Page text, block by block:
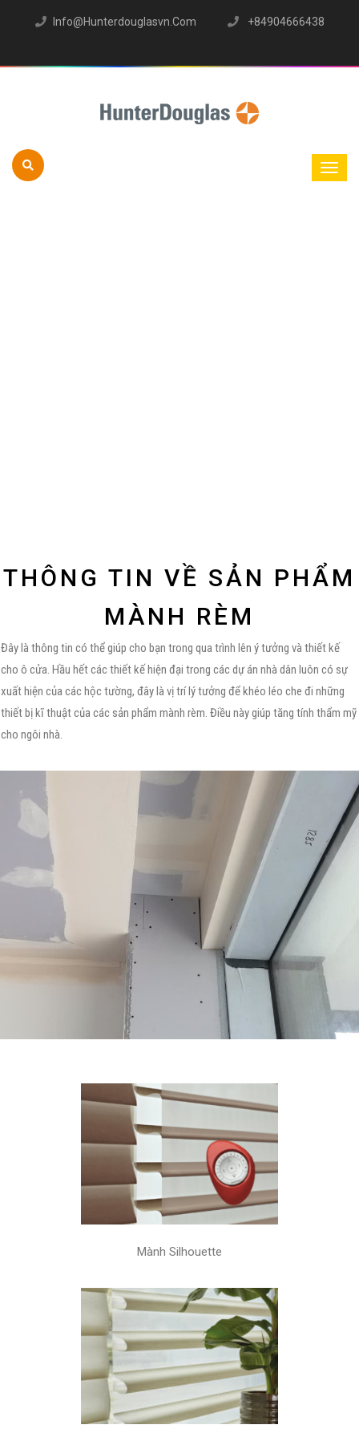
Info@hunterdouglasvn.com +84904666438
THÔNG TIN VỀ SẢN PHẨM
MÀNH RÈM
Đây là thông tin có thể giúp cho bạn trong qua trình lên ý tưởng và thiết kế
cho ô cửa. Hầu hết các thiết kế hiện đại trong các dự án nhà dân luôn có sự
xuất hiện của các hộc tường, đây là vị trí lý tưởng để khéo léo che đi những
thiết bị kĩ thuật của các sản phẩm mành rèm. Điều này giúp tăng tính thẩm mỹ
cho ngôi nhà.
Mành Silhouette